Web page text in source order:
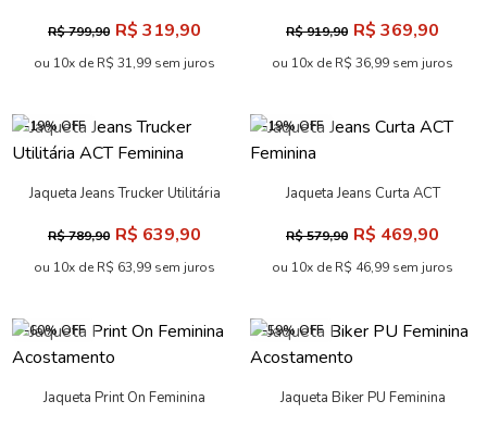
R$ 799,90 R$ 319,90
ou 10x de R$ 31,99 sem juros
R$ 919,90 R$ 369,90
ou 10x de R$ 36,99 sem juros
-19% OFF
Jaqueta Jeans Trucker Utilitária
R$ 789,90 R$ 639,90
ou 10x de R$ 63,99 sem juros
-19% OFF
Jaqueta Jeans Curta ACT
R$ 579,90 R$ 469,90
ou 10x de R$ 46,99 sem juros
-60% OFF
Jaqueta Print On Feminina
-59% OFF
Jaqueta Biker PU Feminina